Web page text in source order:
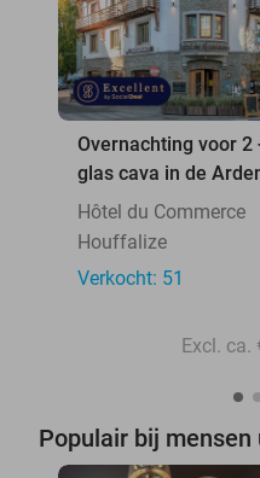
Overnachting voor
glas cava in de
Hôtel du Commerce
Houffalize
Verkocht: 51
Excl.
Populair bij mensen